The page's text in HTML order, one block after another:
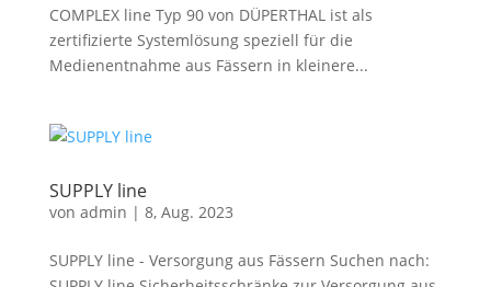
COMPLEX line Typ 90 von DÜPERTHAL ist als
zertifizierte Systemlösung speziell für die
Medienentnahme aus Fässern in kleinere...
SUPPLY line
von admin | 8, Aug. 2023
SUPPLY line - Versorgung aus Fässern Suchen nach: